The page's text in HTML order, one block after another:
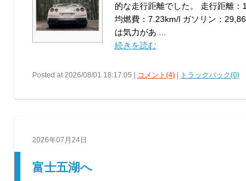
的な走行距離でした。 走行距離
均燃費：7.23km/l ガソリン：
は気力があ ...
続きを読む
Posted at 2026/08/01 18:17:05 | コメント(4) | トラックバック(0)
2026年07月24日
富士五湖へ